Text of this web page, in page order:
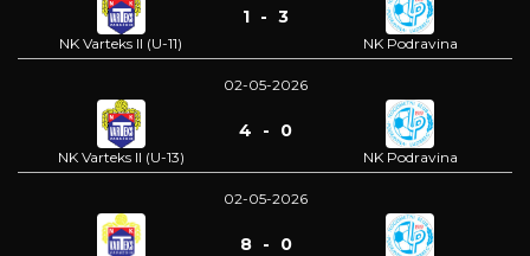
NK Varteks II (U-11)
1 - 3
NK Podravina
02-05-2026
NK Varteks II (U-13)
4 - 0
NK Podravina
02-05-2026
8 - 0